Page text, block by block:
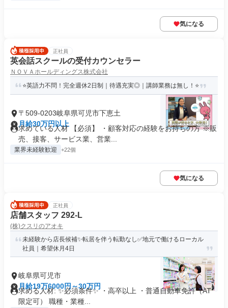
気になる
正社員
英会話スクールの受付カウンセラー
ＮＯＶＡホールディングス株式会社
⭐英語力不問！完全週休2日制｜待遇充実◎｜講師業務は無し！⭐
〒509-0203岐阜県可児市下恵土
月給30万円以上
求めている人材 【必須】 ・顧客対応の経験をお持ちの方 ※販
売、接客、サービス業、営業...
業界未経験歓迎 +22個
気になる
正社員
店舗スタッフ 292-L
(株)クスリのアオキ
未経験から店長候補✨転居を伴う転勤なし✅地元で働けるローカル
社員｜希望休月4日
岐阜県可児市
月給19万6000円～30万円
求める人材: ✨必須条件✨ ・高卒以上 ・普通自動車免許（AT
限定可） 職種・業種...